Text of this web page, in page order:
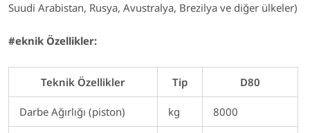
Suudi Arabistan, Rusya, Avustralya, Brezilya ve diğer ülkeler)
#eknik Özellikler:
Teknik Özellikler Tip D80
Darbe Ağırlığı (piston) kg 8000